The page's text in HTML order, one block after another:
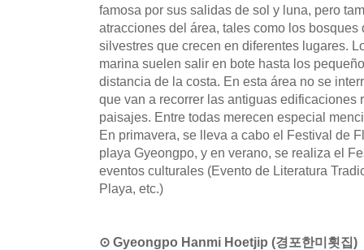
famosa por sus salidas de sol y luna, pero
atracciones del área, tales como los bosques
silvestres que crecen en diferentes lugares.
marina suelen salir en bote hasta los
distancia de la costa. En esta área no se
que van a recorrer las antiguas edificaciones
paisajes. Entre todas merecen especial
En primavera, se lleva a cabo el Festival de
playa Gyeongpo, y en verano, se realiza el
eventos culturales (Evento de Literatura
Playa, etc.)
⊙ Gyeongpo Hanmi Hoetjip (경포한미횟집)